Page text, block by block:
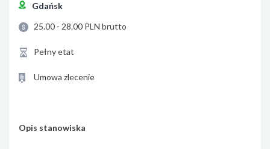
Gdańsk
25.00 - 28.00 PLN brutto
Pełny etat
Umowa zlecenie
Opis stanowiska